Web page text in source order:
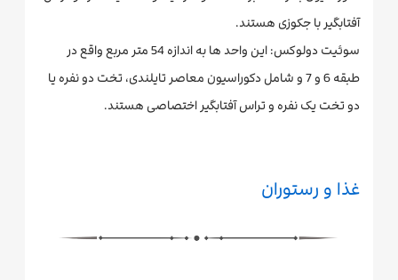
آفتابگیر با جکوزی هستند.
سوئیت دولوکس: این واحد ها به اندازه 54 متر مربع واقع در
طبقه 6 و 7 و شامل دکوراسیون معاصر تایلندی، تخت دو نفره یا
دو تخت یک نفره و تراس آفتابگیر اختصاصی هستند.
غذا و رستوران